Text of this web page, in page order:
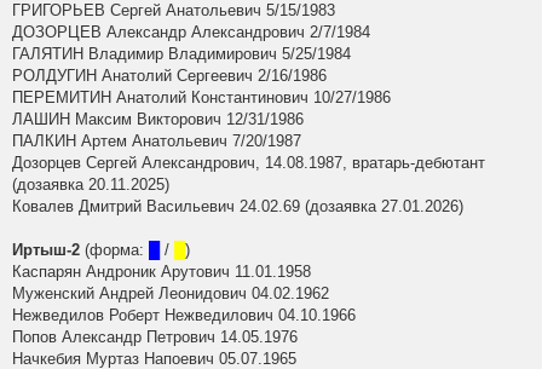
ГРИГОРЬЕВ Сергей Анатольевич 5/15/1983
ДОЗОРЦЕВ Александр Александрович 2/7/1984
ГАЛЯТИН Владимир Владимирович 5/25/1984
РОЛДУГИН Анатолий Сергеевич 2/16/1986
ПЕРЕМИТИН Анатолий Константинович 10/27/1986
ЛАШИН Максим Викторович 12/31/1986
ПАЛКИН Артем Анатольевич 7/20/1987
Дозорцев Сергей Александрович, 14.08.1987, вратарь-дебютант
(дозаявка 20.11.2025)
Ковалев Дмитрий Васильевич 24.02.69 (дозаявка 27.01.2026)
Иртыш-2 (форма: /
)
Каспарян Андроник Арутович 11.01.1958
Муженский Андрей Леонидович 04.02.1962
Нежведилов Роберт Нежведилович 04.10.1966
Попов Александр Петрович 14.05.1976
Начкебия Муртаз Напоевич 05.07.1965